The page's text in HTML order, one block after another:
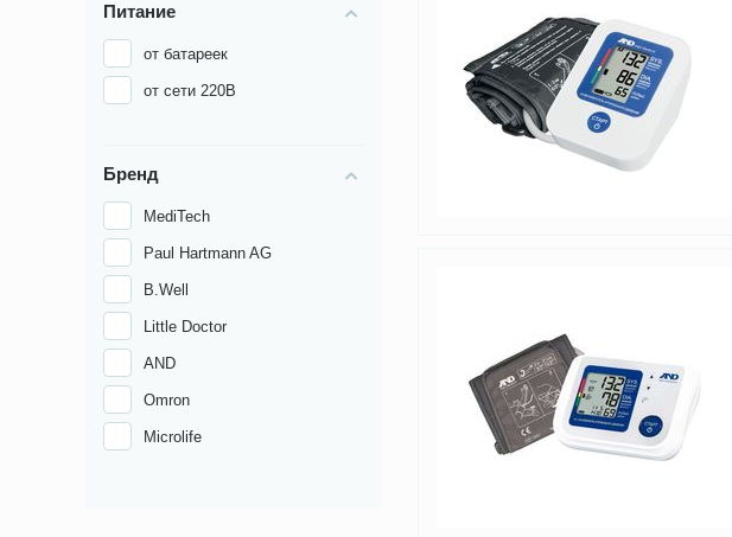
Питание
от батареек
от сети 220В
Бренд
MediTech
Paul Hartmann AG
B.Well
Little Doctor
AND
Omron
Microlife